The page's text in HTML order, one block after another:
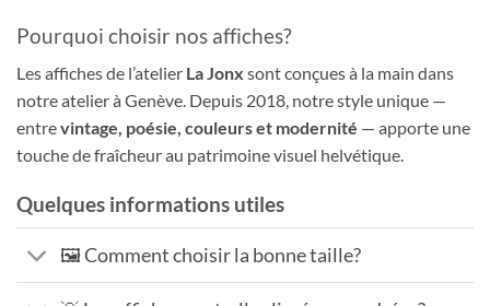
Pourquoi choisir nos affiches?
Les affiches de l’atelier La Jonx sont conçues à la main dans
notre atelier à Genève. Depuis 2018, notre style unique —
entrevintage, poésie, couleurs et modernité — apporte une
touche de fraîcheur au patrimoine visuel helvétique.
Quelques informations utiles
🖼️ Comment choisir la bonne taille?